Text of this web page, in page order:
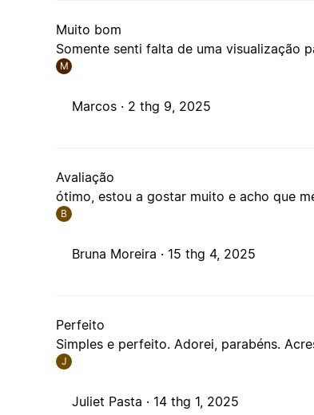
Muito bom
Somente senti falta de uma visualização
M
Marcos · 2 thg 9, 2025
Avaliação
ótimo, estou a gostar muito e acho que
B
Bruna Moreira · 15 thg 4, 2025
Perfeito
Simples e perfeito. Adorei, parabéns.
J
Juliet Pasta · 14 thg 1, 2025